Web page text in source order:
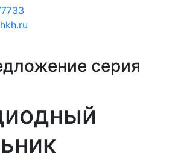
серия